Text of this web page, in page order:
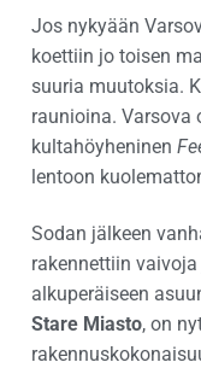
Jos nykyään
koettiin jo toisen
suuria muutoksia.
raunioina. Varsova
kultahöyheninen
lentoon
Sodan jälkeen
rakennettiin
alkuperäiseen
Stare Miasto, on